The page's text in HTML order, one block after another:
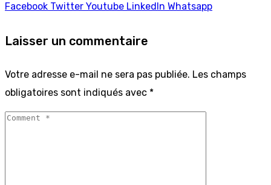
Facebook Twitter Youtube LinkedIn Whatsapp
Laisser un commentaire
Votre adresse e-mail ne sera pas publiée. Les champs
obligatoires sont indiqués avec *